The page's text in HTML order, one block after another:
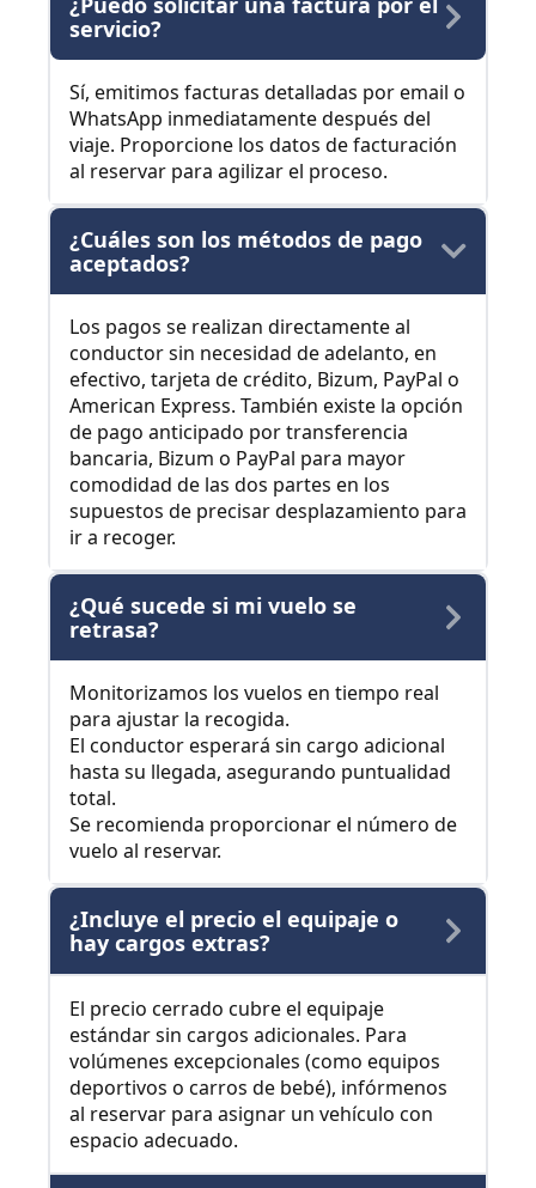
servicio?
Sí, emitimos facturas detalladas por email o
WhatsApp inmediatamente después del
viaje. Proporcione los datos de facturación
al reservar para agilizar el proceso.
¿Cuáles son los métodos de pago
aceptados?
Los pagos se realizan directamente al
conductor sin necesidad de adelanto, en
efectivo, tarjeta de crédito, Bizum, PayPal o
American Express. También existe la opción
de pago anticipado por transferencia
bancaria, Bizum o PayPal para mayor
comodidad de las dos partes en los
supuestos de precisar desplazamiento para
ir a recoger.
¿Qué sucede si mi vuelo se
retrasa?
Monitorizamos los vuelos en tiempo real
para ajustar la recogida.
El conductor esperará sin cargo adicional
hasta su llegada, asegurando puntualidad
total.
Se recomienda proporcionar el número de
vuelo al reservar.
¿Incluye el precio el equipaje o
hay cargos extras?
El precio cerrado cubre el equipaje
estándar sin cargos adicionales. Para
volúmenes excepcionales (como equipos
deportivos o carros de bebé), infórmenos
al reservar para asignar un vehículo con
espacio adecuado.